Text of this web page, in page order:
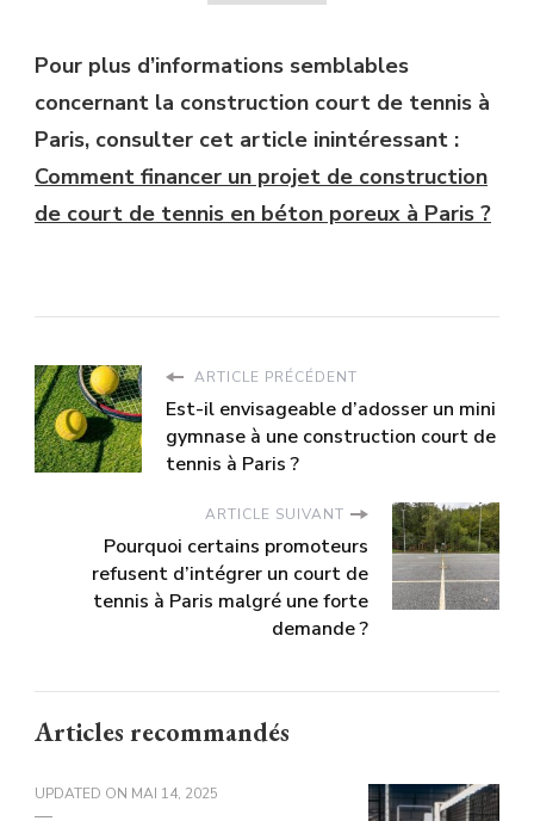
Pour plus d’informations semblables
concernant la construction court de tennis à
Paris, consulter cet article inintéressant :
Comment financer un projet de construction
de court de tennis en béton poreux à Paris ?
ARTICLE PRÉCÉDENT
Est-il envisageable d’adosser un mini
gymnase à une construction court de
tennis à Paris ?
ARTICLE SUIVANT
Pourquoi certains promoteurs
refusent d’intégrer un court de
tennis à Paris malgré une forte
demande ?
Articles recommandés
UPDATED ON MAI 14, 2025